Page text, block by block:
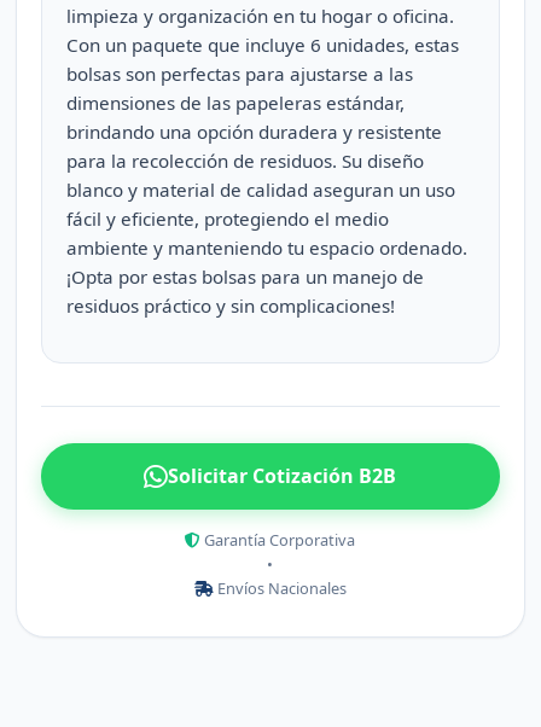
limpieza y organización en tu hogar o oficina.
Con un paquete que incluye 6 unidades, estas
bolsas son perfectas para ajustarse a las
dimensiones de las papeleras estándar,
brindando una opción duradera y resistente
para la recolección de residuos. Su diseño
blanco y material de calidad aseguran un uso
fácil y eficiente, protegiendo el medio
ambiente y manteniendo tu espacio ordenado.
¡Opta por estas bolsas para un manejo de
residuos práctico y sin complicaciones!
Solicitar Cotización B2B
Garantía Corporativa
•
Envíos Nacionales